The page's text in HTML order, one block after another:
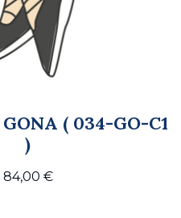
( 034-GO-C1
)
84,00 €